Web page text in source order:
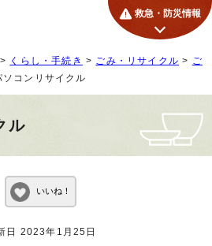
救急・防災情報
> くらし・手続き > ごみ・リサイクル > ご
ソコンリサイクル
ル
いいね！
2023年1月25日